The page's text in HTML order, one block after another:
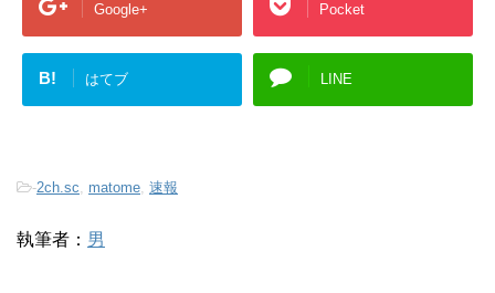
Google+ Pocket
B! はてブ LINE
-2ch.sc matome 速報
執筆者： 男